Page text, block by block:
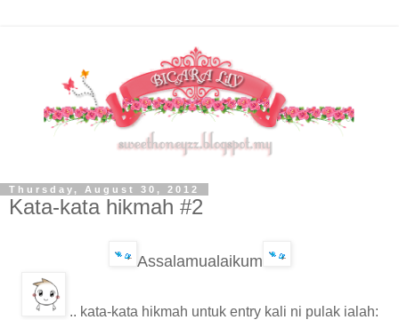
Thursday, August 30, 2012
Kata-kata hikmah #2
Assalamualaikum
.. kata-kata hikmah untuk entry kali ni pulak ialah: